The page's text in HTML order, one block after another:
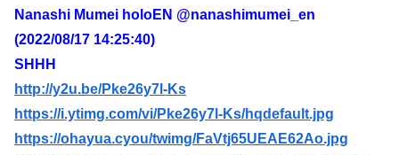
Nanashi Mumei holoEN @nanashimumei_en
(2022/08/17 14:25:40)
SHHH
http://y2u.be/Pke26y7l-Ks
https://i.ytimg.com/vi/Pke26y7l-Ks/hqdefault.jpg
https://ohayua.cyou/twimg/FaVtj65UEAE62Ao.jpg